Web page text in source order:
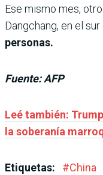
Ese mismo mes,
Dangchang, en el sur
personas.
Fuente: AFP
Leé también:
la soberanía
Etiquetas: #China